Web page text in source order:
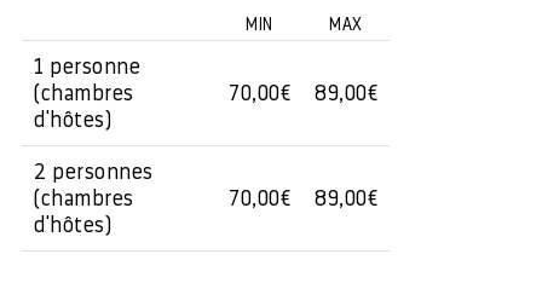
MIN MAX
1 personne
(chambres
d'hôtes)
70,00€ 89,00€
2 personnes
(chambres
d'hôtes)
70,00€ 89,00€